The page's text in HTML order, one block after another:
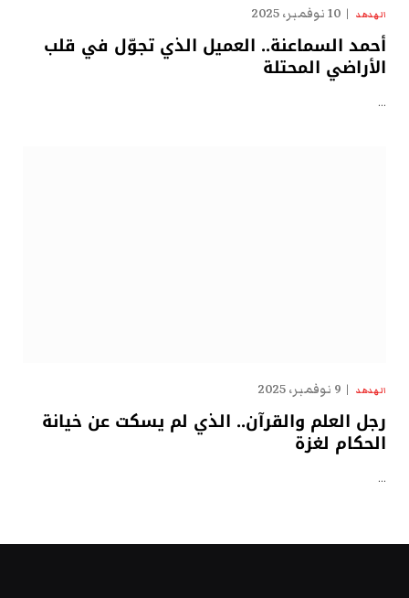
الهدهد 10 نوفمبر، 2025
أحمد السماعنة.. العميل الذي تجوّل في قلب
الأراضي المحتلة
…
الهدهد 9 نوفمبر، 2025
رجل العلم والقرآن.. الذي لم يسكت عن خيانة
الحكام لغزة
…